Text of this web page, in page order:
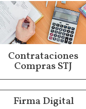
Contrataciones
Compras STJ
Firma Digital